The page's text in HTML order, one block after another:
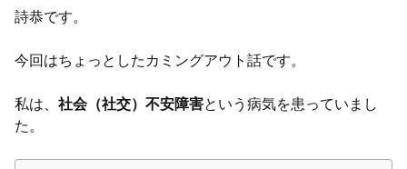
詩恭です。
今回はちょっとしたカミングアウト話です。
私は、 社会（社交）不安障害という病気を患っていまし
た。